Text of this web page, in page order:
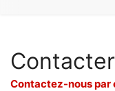
Contactez-nous par